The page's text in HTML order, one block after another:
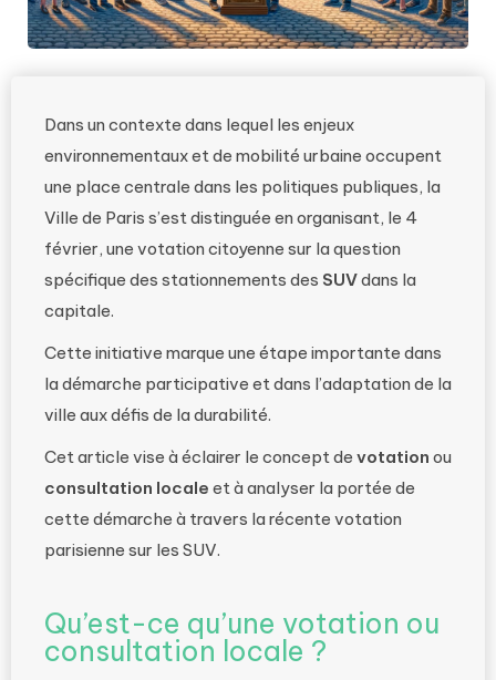
Dans un contexte dans lequel les enjeux
environnementaux et de mobilité urbaine occupent
une place centrale dans les politiques publiques, la
Ville de Paris s’est distinguée en organisant, le 4
février, une votation citoyenne sur la question
spécifique des stationnements des SUVdans la
capitale.
Cette initiative marque une étape importante dans
la démarche participative et dans l’adaptation de la
ville aux défis de la durabilité.
Cet article vise à éclairer le concept de votation ou
consultation locale et à analyser la portée de
cette démarche à travers la récente votation
parisienne sur les SUV.
Qu’est-ce qu’une votation ou
consultation locale ?